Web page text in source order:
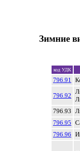
Зимние
код УДК
796.91
796.92
796.93
796.95
796.96